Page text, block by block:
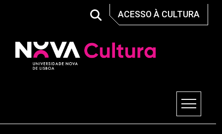
ACESSO À CULTURA